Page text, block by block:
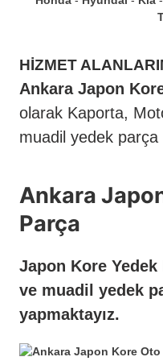
HİZMET
Ankara Japon
olarak Kaporta,
muadil yedek
Ankara
Parça
Japon Kore Yedek
ve muadil yedek
yapmaktayız.